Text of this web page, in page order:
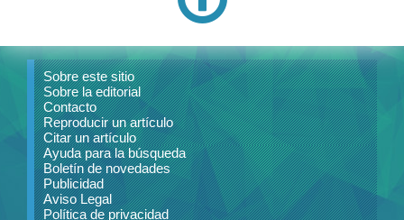
Sobre este sitio
Sobre la editorial
Contacto
Reproducir un artículo
Citar un artículo
Ayuda para la búsqueda
Boletín de novedades
Publicidad
Aviso Legal
Política de privacidad